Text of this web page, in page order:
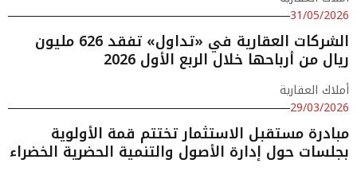
31/05/2026
الشركات العقارية في «تداول» تفقد 626 مليون
ريال من أرباحها خلال الربع الأول 2026
أملاك العقارية
29/03/2026
مبادرة مستقبل الاستثمار تختتم قمة الأولوية
بجلسات حول إدارة الأصول والتنمية الحضرية الخضراء